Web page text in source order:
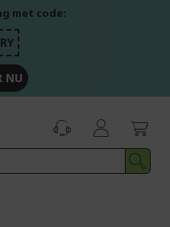
met code:
NU